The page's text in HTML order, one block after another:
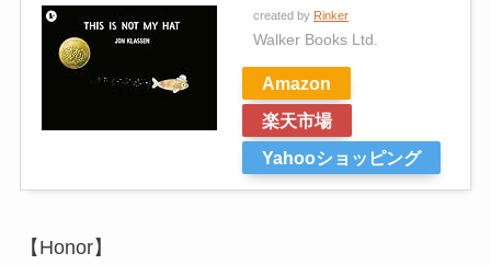
created by Rinker
Walker Books Ltd.
Amazon
楽天市場
Yahooショッピング
【Honor】